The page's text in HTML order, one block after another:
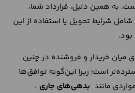
به همین دلیل، قرارداد شما،
شامل شرایط تحویل یا استفاده از این
بود.
میان خریدار و فروشنده در چنین
است؛ زیرا این‌گونه توافق‌ها
مانند بدهی‌های جاری ،